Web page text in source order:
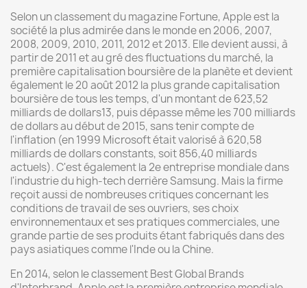
Selon un classement du magazine Fortune, Apple est la
société la plus admirée dans le monde en 2006, 2007,
2008, 2009, 2010, 2011, 2012 et 2013. Elle devient aussi, à
partir de 2011 et au gré des fluctuations du marché, la
première capitalisation boursière de la planète et devient
également le 20 août 2012 la plus grande capitalisation
boursière de tous les temps, d'un montant de 623,52
milliards de dollars13, puis dépasse même les 700 milliards
de dollars au début de 2015, sans tenir compte de
l'inflation (en 1999 Microsoft était valorisé à 620,58
milliards de dollars constants, soit 856,40 milliards
actuels). C'est également la 2e entreprise mondiale dans
l'industrie du high-tech derrière Samsung. Mais la firme
reçoit aussi de nombreuses critiques concernant les
conditions de travail de ses ouvriers, ses choix
environnementaux et ses pratiques commerciales, une
grande partie de ses produits étant fabriqués dans des
pays asiatiques comme l'Inde ou la Chine.
En 2014, selon le classement Best Global Brands